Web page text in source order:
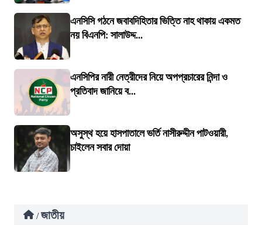
এনসিসি গঠনে জবাবদিহিতার ভিত্তি নাহ থাকায় একমত
নয় বিএনপি: সালাউদ্দ...
এনসিপির নারী নেত্রীদের নিয়ে অপপ্রচারের নিন্দা ও
প্রতিবাদ জানিয়ে ব...
অসুস্থ হয়ে হাসপাতালে ভর্তি নাসীরুদ্দীন পাটওয়ারী,
চাইলেন সবার দোয়া
/ জাতীয়